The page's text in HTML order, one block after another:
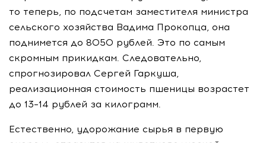
то теперь, по подсчетам заместителя министра
сельского хозяйства Вадима Прокопца, она
поднимется до 8050 рублей. Это по самым
скромным прикидкам. Следовательно,
спрогнозировал Сергей Гаркуша,
реализационная стоимость пшеницы возрастет
до 13–14 рублей за килограмм.
Естественно, удорожание сырья в первую